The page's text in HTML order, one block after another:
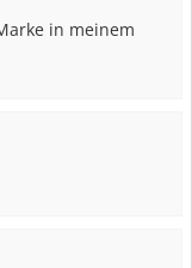
in meinem